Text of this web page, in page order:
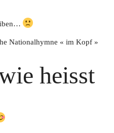
Nationalhymne « im Kopf »
heisst